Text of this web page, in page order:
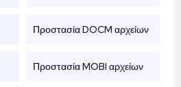
Προστασία DOCM αρχείων
Προστασία MOBI αρχείων